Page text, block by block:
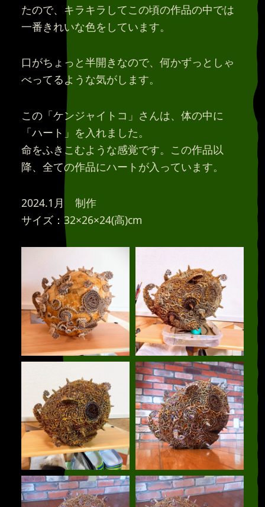
たので、キラキラしてこの頃の作品の中では
一番きれいな色をしています。
口がちょっと半開きなので、何かずっとしゃ
べってるような気がします。
この「ケンジャイトコ」さんは、体の中に
「ハート」を入れました。
命をふきこむような感覚です。この作品以
降、全ての作品にハートが入っています。
2024.1月 制作
サイズ：32×26×24(高)cm